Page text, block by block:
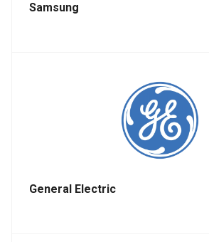
Samsung
General Electric